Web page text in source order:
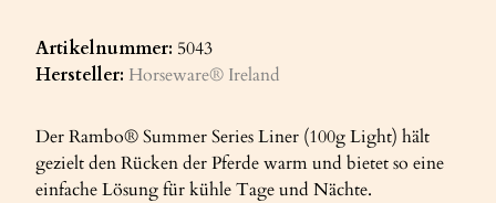
Artikelnummer: 5043
Hersteller: Horseware® Ireland
Der Rambo® Summer Series Liner (100g Light) hält
gezielt den Rücken der Pferde warm und bietet so eine
einfache Lösung für kühle Tage und Nächte.